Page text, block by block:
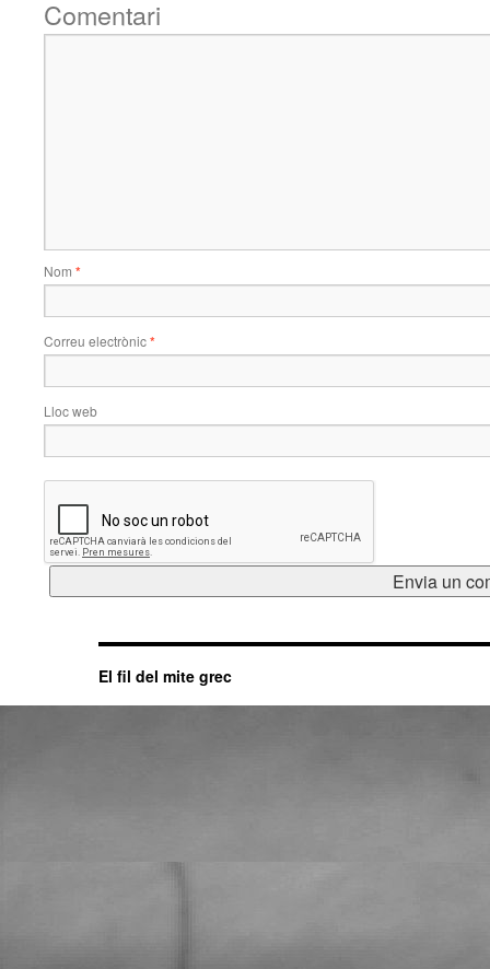
Comentari
Nom *
Correu electrònic*
Lloc web
El fil del mite grec